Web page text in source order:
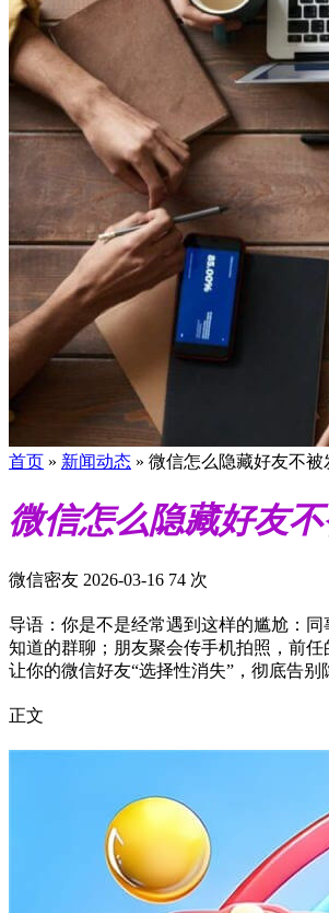
首页 » 新闻动态 » 微信怎么隐藏好友不
微信怎么隐藏好友
微信密友 2026-03-16 74 次
导语：你是不是经常遇到这样的尴尬：
知道的群聊；朋友聚会传手机拍照，前
让你的微信好友“选择性消失”，彻底告别
正文